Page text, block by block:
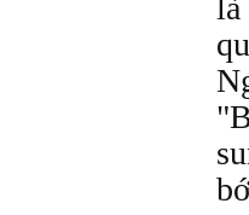
là